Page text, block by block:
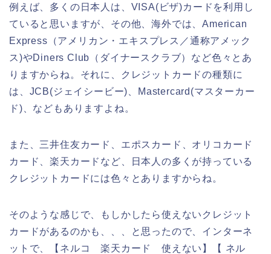
例えば、多くの日本人は、VISA(ビザ)カードを利用し
ていると思いますが、その他、海外では、American
Express（アメリカン・エキスプレス／通称アメック
ス)やDiners Club（ダイナースクラブ）など色々とあ
りますからね。それに、クレジットカードの種類に
は、JCB(ジェイシービー)、Mastercard(マスターカー
ド)、などもありますよね。
また、三井住友カード、エポスカード、オリコカード
カード、楽天カードなど、日本人の多くが持っている
クレジットカードには色々とありますからね。
そのような感じで、もしかしたら使えないクレジット
カードがあるのかも、、、と思ったので、インターネ
ットで、【ネルコ 楽天カード 使えない】【 ネル